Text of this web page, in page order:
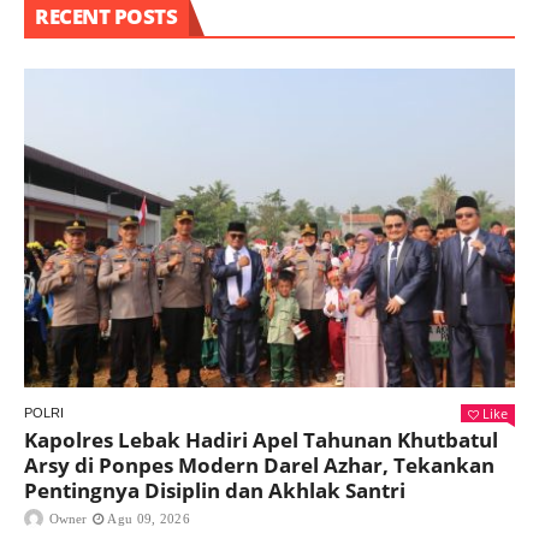
RECENT POSTS
POLRI Like
Kapolres Lebak Hadiri Apel Tahunan Khutbatul
Arsy di Ponpes Modern Darel Azhar, Tekankan
Pentingnya Disiplin dan Akhlak Santri
Owner Agu 09, 2026